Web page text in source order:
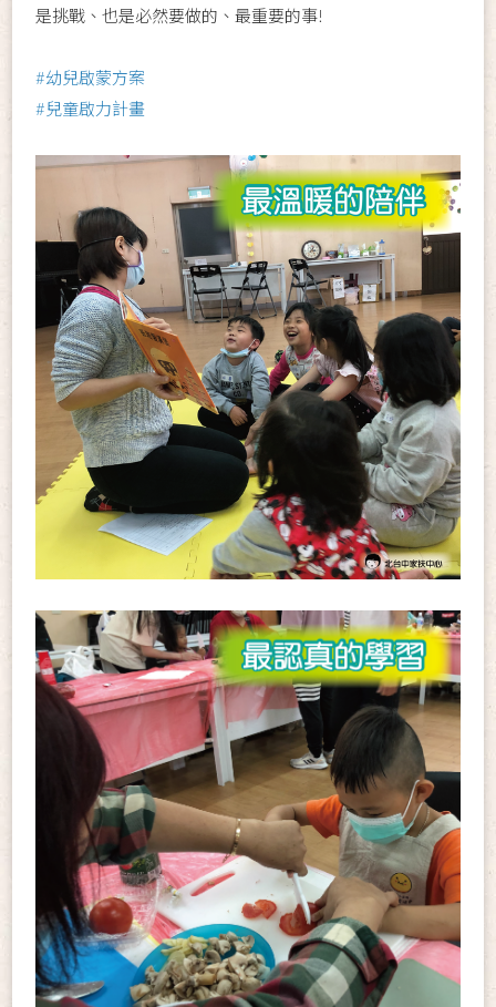
是挑戰、也是必然要做的、最重要的事!
#幼兒啟蒙方案
#兒童啟力計畫